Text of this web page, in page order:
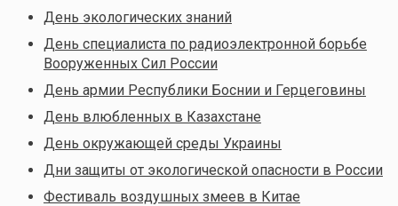
День экологических знаний
День специалиста по радиоэлектронной борьбе
Вооруженных Сил России
День армии Республики Боснии и Герцеговины
День влюбленных в Казахстане
День окружающей среды Украины
Дни защиты от экологической опасности в России
Фестиваль воздушных змеев в Китае